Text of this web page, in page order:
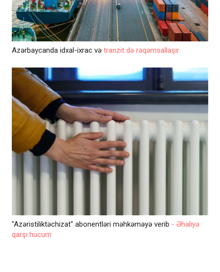
Azərbaycanda idxal-ixrac və tranzit də rəqəmsallaşır
"Azəristiliktəchizat" abonentləri məhkəməyə verib - Əhaliyə
qarşı hücum